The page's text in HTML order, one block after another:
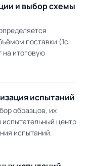
и выбор схемы
поставки (1с,
на итоговую
испытаний
образцов, их
испытательный центр
испытаний.